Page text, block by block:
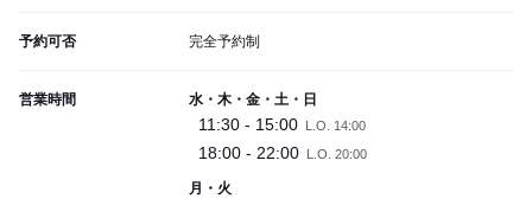
予約可否 完全予約制
営業時間 水・木・金・土・日
11:30 - 15:00 L.O. 14:00
18:00 - 22:00 L.O. 20:00
月・火